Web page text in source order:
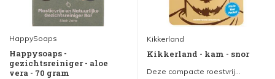
HappySoaps
Happysoaps -
gezichtsreiniger - aloe
vera - 70 gram
Kikkerland
Kikkerland - kam - snor
Deze compacte roestvrij...